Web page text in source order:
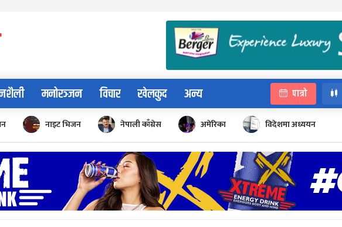
मनोरञ्जन विचार खेलकुद अन्य पात्रो
नाइट भिजन नेपाली काँग्रेस अमेरिका विदेशमा अध्ययन